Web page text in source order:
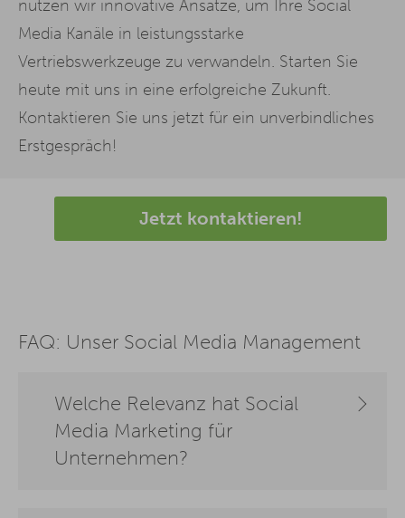
nutzen wir innovative Ansätze, um Ihre Social
Media Kanäle in leistungsstarke
Vertriebswerkzeuge zu verwandeln. Starten Sie
heute mit uns in eine erfolgreiche Zukunft.
Kontaktieren Sie uns jetzt für ein unverbindliches
Erstgespräch!
Jetzt kontaktieren!
FAQ: Unser Social Media Management
Welche Relevanz hat Social
Media Marketing für
Unternehmen?